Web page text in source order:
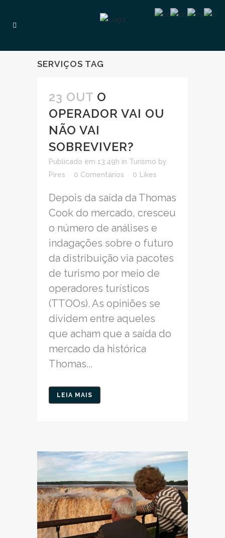
SERVIÇOS TAG
23 OUT O
OPERADOR VAI OU
NÃO VAI
SOBREVIVER?
Publicado em 13:49h in Turismo by
Pires
0 Comentários 0 Likes
Depois da saída da Thomas
Cook do mercado, cresceu
o número de análises e
indagações sobre o futuro
da distribuição via pacotes
de turismo por meio de
operadores turísticos
(TTOOs). As opiniões se
dividem entre aqueles
que acham que a saída do
mercado da histórica
Thomas...
LEIA MAIS